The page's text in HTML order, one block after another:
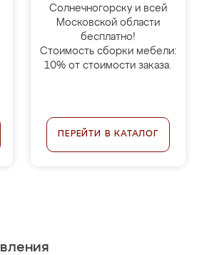
Солнечногорску и всей
Московской области
бесплатно!
Стоимость сборки мебели:
10% от стоимости заказа.
ПЕРЕЙТИ В КАТАЛОГ